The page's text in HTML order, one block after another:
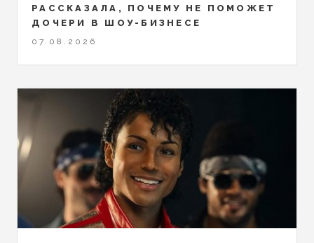
РАССКАЗАЛА, ПОЧЕМУ НЕ ПОМОЖЕТ
ДОЧЕРИ В ШОУ-БИЗНЕСЕ
07.08.2026